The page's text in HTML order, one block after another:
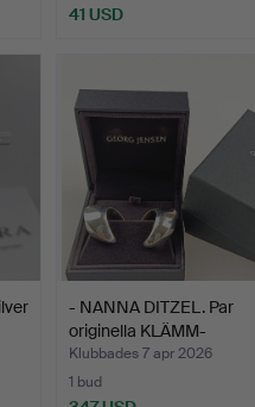
41 USD
- NANNA DITZEL. Par
originella KLÄMM-
CREOL…
Klubbades 7 apr 2026
1 bud